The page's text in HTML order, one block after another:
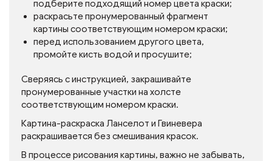
подберите подходящий номер цвета краски;
раскрасьте пронумерованный фрагмент
картины соответствующим номером краски;
перед использованием другого цвета,
промойте кисть водой и просушите;
Сверяясь с инструкцией, закрашивайте
пронумерованные участки на холсте
соответствующим номером краски.
Картина-раскраска Ланселот и Гвиневера
раскрашивается без смешивания красок.
В процессе рисования картины, важно не забывать,